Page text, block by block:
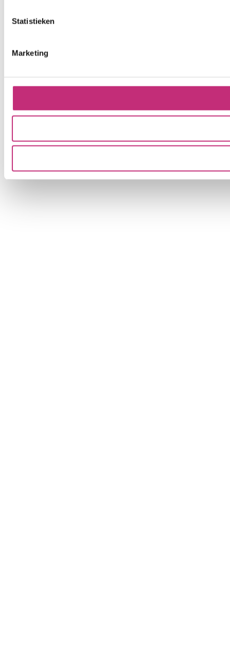
Statistieken
Marketing